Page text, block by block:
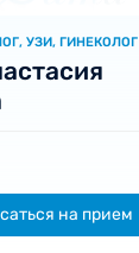
УЗИ, ГИНЕКОЛОГ
на прием